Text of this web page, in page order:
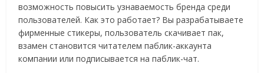
возможность повысить узнаваемость бренда среди
пользователей. Как это работает? Вы разрабатываете
фирменные стикеры, пользователь скачивает пак,
взамен становится читателем паблик-аккаунта
компании или подписывается на паблик-чат.